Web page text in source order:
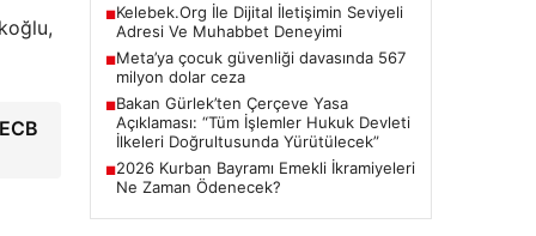
■Kelebek.Org İle Dijital İletişimin Seviyeli
Adresi Ve Muhabbet Deneyimi
■Meta’ya çocuk güvenliği davasında 567
milyon dolar ceza
■Bakan Gürlek’ten Çerçeve Yasa
Açıklaması: “Tüm İşlemler Hukuk Devleti
İlkeleri Doğrultusunda Yürütülecek”
■2026 Kurban Bayramı Emekli İkramiyeleri
Ne Zaman Ödenecek?